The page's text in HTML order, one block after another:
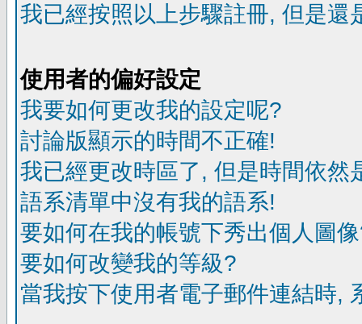
我已經按照以上步驟註冊, 但是還
使用者的偏好設定
我要如何更改我的設定呢?
討論版顯示的時間不正確!
我已經更改時區了, 但是時間依然
語系清單中沒有我的語系!
要如何在我的帳號下秀出個人圖
要如何改變我的等級?
當我按下使用者電子郵件連結時,